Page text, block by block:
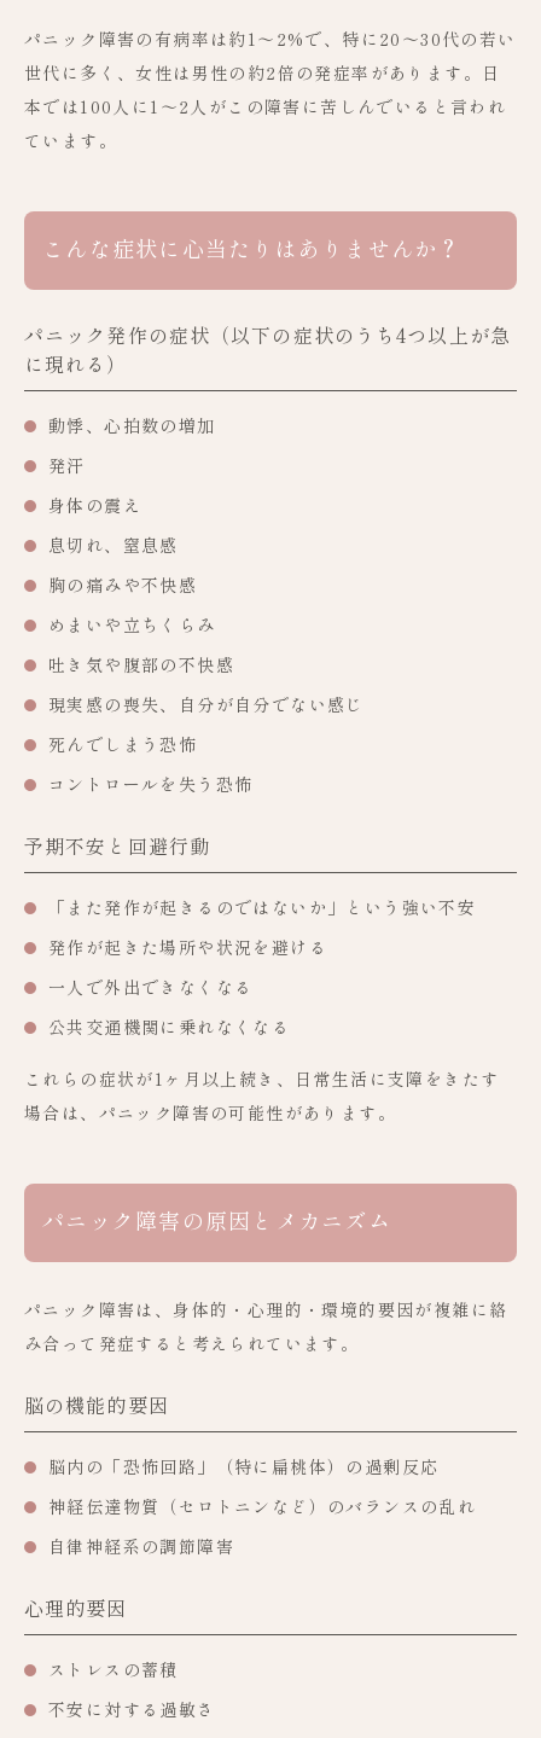
パニック障害の有病率は約1～2%で、特に20～30代の若い
世代に多く、女性は男性の約2倍の発症率があります。日
本では100人に1～2人がこの障害に苦しんでいると言われ
ています。
こんな症状に心当たりはありませんか？
パニック発作の症状（以下の症状のうち4つ以上が急
に現れる）
動悸、心拍数の増加
発汗
身体の震え
息切れ、窒息感
胸の痛みや不快感
めまいや立ちくらみ
吐き気や腹部の不快感
現実感の喪失、自分が自分でない感じ
死んでしまう恐怖
コントロールを失う恐怖
予期不安と回避行動
「また発作が起きるのではないか」という強い不安
発作が起きた場所や状況を避ける
一人で外出できなくなる
公共交通機関に乗れなくなる
これらの症状が1ヶ月以上続き、日常生活に支障をきたす
場合は、パニック障害の可能性があります。
パニック障害の原因とメカニズム
パニック障害は、身体的・心理的・環境的要因が複雑に絡
み合って発症すると考えられています。
脳の機能的要因
脳内の「恐怖回路」（特に扁桃体）の過剰反応
神経伝達物質（セロトニンなど）のバランスの乱れ
自律神経系の調節障害
心理的要因
ストレスの蓄積
不安に対する過敏さ